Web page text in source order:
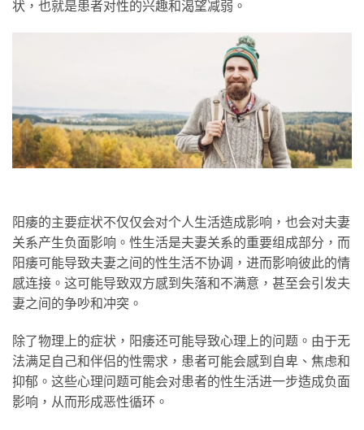
状，也就是患者对性的兴趣和渴望减弱。
阳痿的主要症状不仅仅会对个人生活造成影响，也会对夫妻
关系产生负面影响。性生活是夫妻关系的重要组成部分，而
阳痿可能导致夫妻之间的性生活不协调，进而影响彼此的情
感连接。这可能导致双方感到失落和不满意，甚至会引发夫
妻之间的争吵和冲突。
除了物理上的症状，阳痿还可能导致心理上的问题。由于无
法满足自己和伴侣的性需求，患者可能会感到自卑、焦虑和
抑郁。这些心理问题可能会对患者的性生活进一步造成负面
影响，从而形成恶性循环。